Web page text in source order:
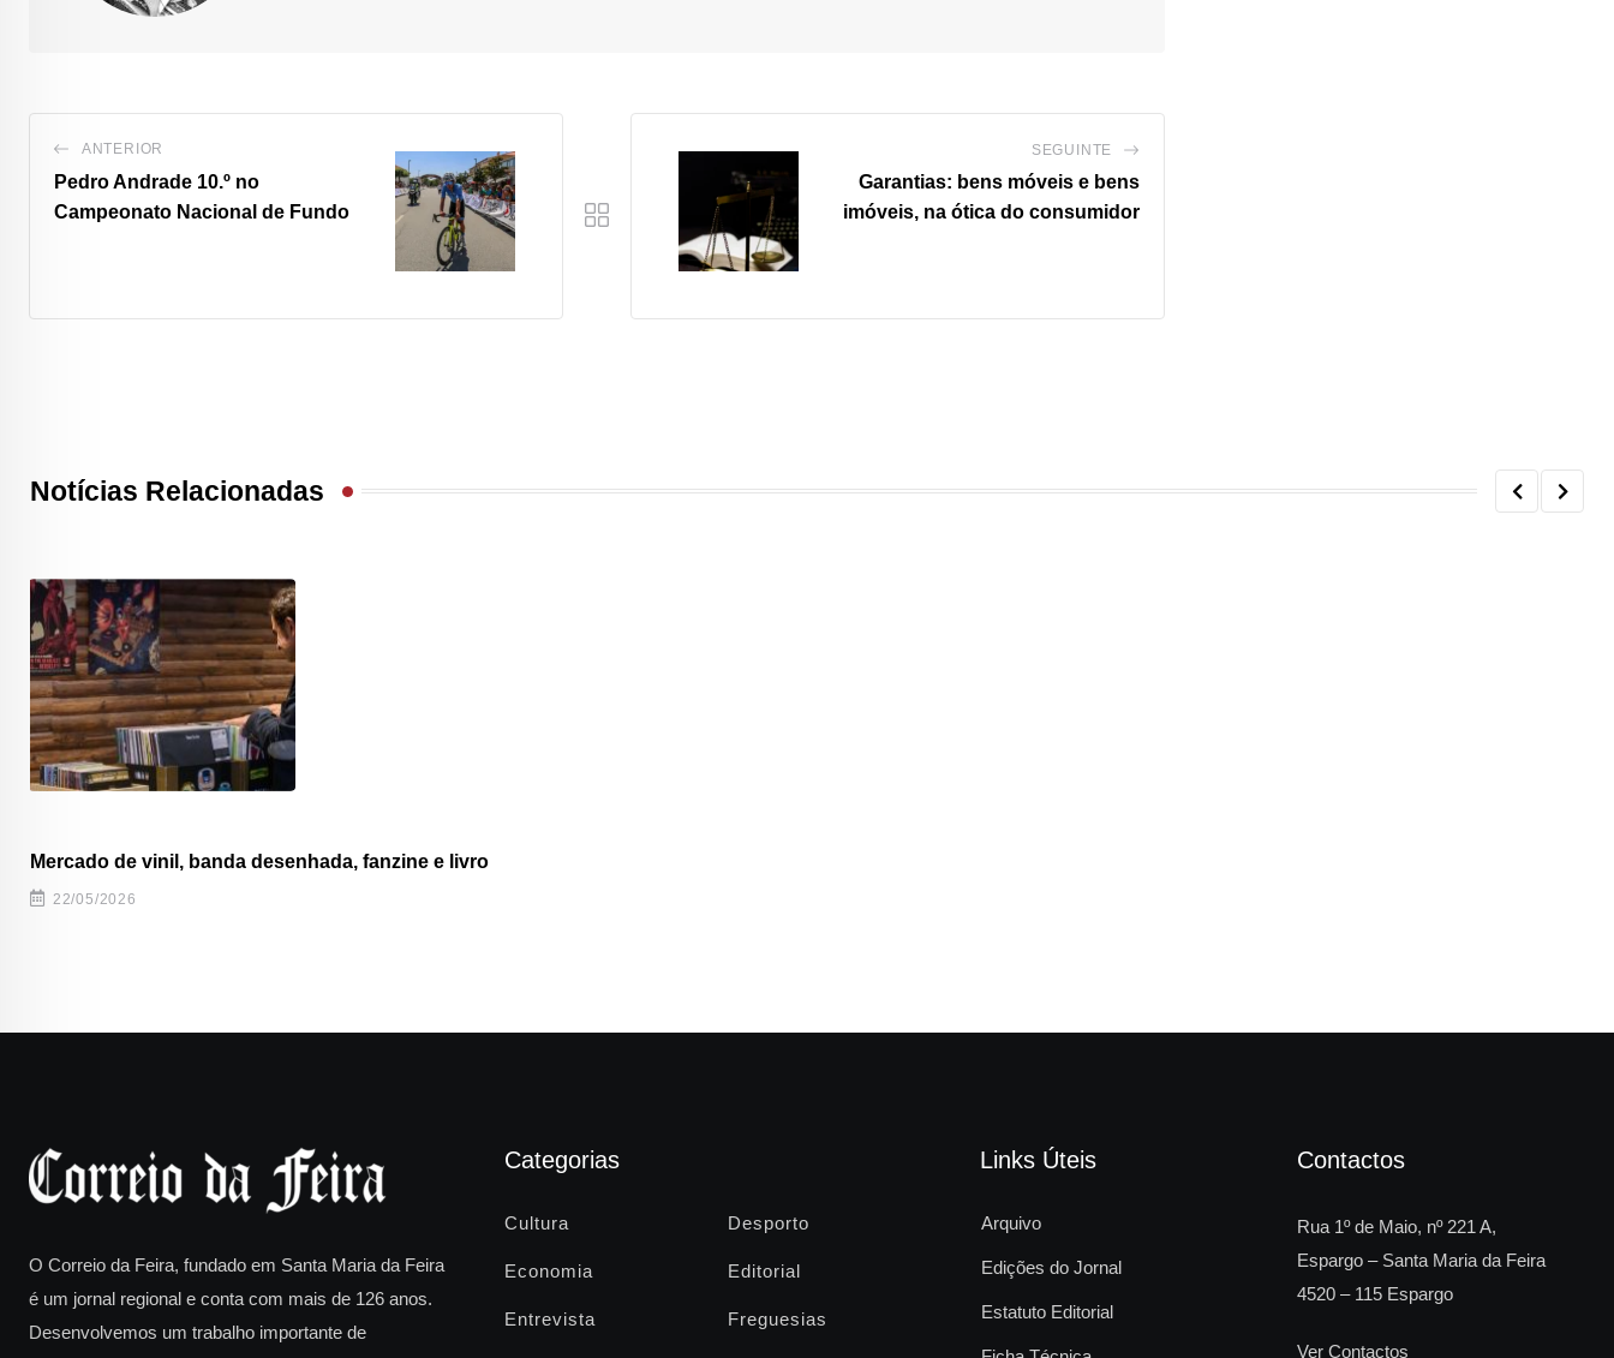
ANTERIOR
Pedro Andrade 10.º no
Campeonato Nacional de Fundo
SEGUINTE
Garantias: bens móveis e bens
imóveis, na ótica do consumidor
Notícias Relacionadas
Mercado de vinil, banda desenhada, fanzine e livro
22/05/2026
O Correio da Feira, fundado em Santa Maria da Feira
é um jornal regional e conta com mais de 126 anos.
Desenvolvemos um trabalho importante de
Categorias
Cultura Desporto
Economia Editorial
Entrevista Freguesias
Links Úteis
Arquivo
Edições do Jornal
Estatuto Editorial
Contactos
Rua 1º de Maio, nº 221 A,
Espargo – Santa Maria da Feira
4520 – 115 Espargo
Ver Contactos